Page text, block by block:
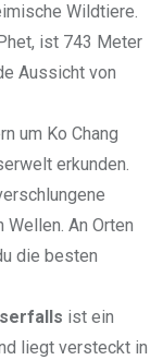
Wildtiere.
ist 743 Meter
Aussicht von
um Ko Chang
erkunden.
An Orten
die besten
ist ein
liegt versteckt in